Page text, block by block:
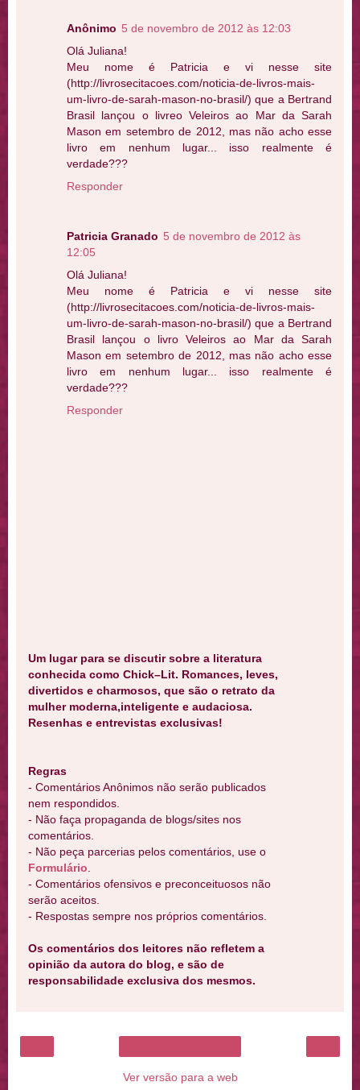
Anônimo 5 de novembro de 2012 às 12:03
Olá Juliana!
Meu nome é Patricia e vi nesse site
(http://livrosecitacoes.com/noticia-de-livros-mais-
um-livro-de-sarah-mason-no-brasil/) que a Bertrand
Brasil lançou o livreo Veleiros ao Mar da Sarah
Mason em setembro de 2012, mas não acho esse
livro em nenhum lugar... isso realmente é
verdade???
Responder
Patricia Granado 5 de novembro de 2012 às
12:05
Olá Juliana!
Meu nome é Patricia e vi nesse site
(http://livrosecitacoes.com/noticia-de-livros-mais-
um-livro-de-sarah-mason-no-brasil/) que a Bertrand
Brasil lançou o livro Veleiros ao Mar da Sarah
Mason em setembro de 2012, mas não acho esse
livro em nenhum lugar... isso realmente é
verdade???
Responder
Um lugar para se discutir sobre a literatura
conhecida como Chick–Lit. Romances, leves,
divertidos e charmosos, que são o retrato da
mulher moderna,inteligente e audaciosa.
Resenhas e entrevistas exclusivas!
Regras
- Comentários Anônimos não serão publicados
nem respondidos.
- Não faça propaganda de blogs/sites nos
comentários.
- Não peça parcerias pelos comentários, use o
Formulário
- Comentários ofensivos e preconceituosos não
serão aceitos.
- Respostas sempre nos próprios comentários.
Os comentários dos leitores não refletem a
opinião da autora do blog, e são de
responsabilidade exclusiva dos mesmos.
Ver versão para a web